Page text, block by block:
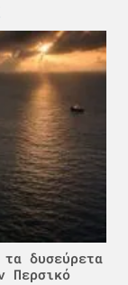
δυσεύρετα
Περσικό